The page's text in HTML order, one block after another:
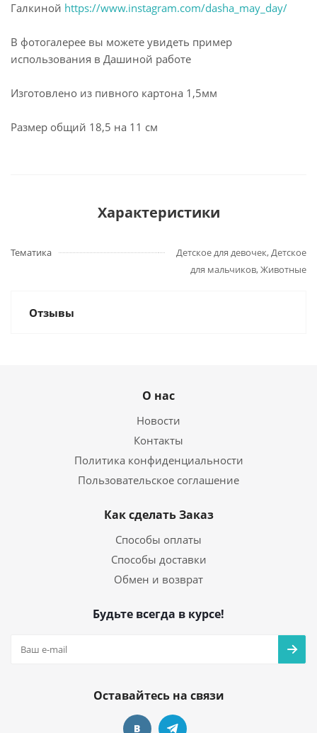
Галкиной https://www.instagram.com/dasha_may_day/
В фотогалерее вы можете увидеть пример
использования в Дашиной работе
Изготовлено из пивного картона 1,5мм
Размер общий 18,5 на 11 см
Характеристики
Тематика
Детское для девочек, Детское
для мальчиков, Животные
Отзывы
О нас
Новости
Контакты
Политика конфиденциальности
Пользовательское соглашение
Как сделать Заказ
Способы оплаты
Способы доставки
Обмен и возврат
Будьте всегда в курсе!
Оставайтесь на связи